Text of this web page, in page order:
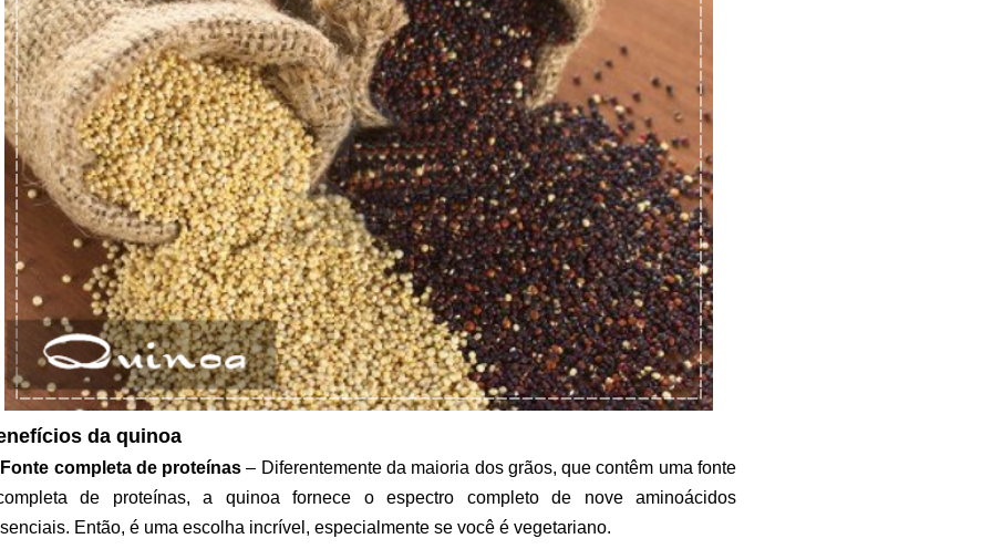
da quinoa
Fonte completa de proteínas – Diferentemente da maioria dos grãos, que contêm uma fonte
de proteínas, a quinoa fornece o espectro completo de nove aminoácidos
Então, é uma escolha incrível, especialmente se você é vegetariano.